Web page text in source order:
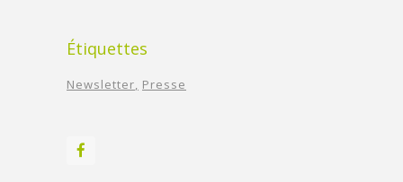
Étiquettes
Newsletter Presse